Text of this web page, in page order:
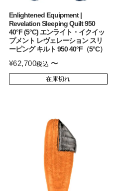
Enlightened Equipment |
Revelation Sleeping Quilt 950
40°F (5°C) エンライト・イクイッ
プメント レヴェレーション スリ
ーピング キルト 950 40°F（5°C）
¥62,700税込 〜
在庫切れ